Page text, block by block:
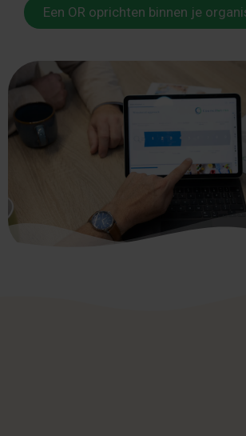
Een OR oprichten binnen je